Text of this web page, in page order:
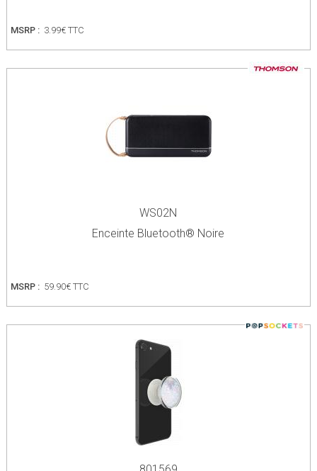
MSRP : 3.99€ TTC
WS02N
Enceinte Bluetooth® Noire
MSRP : 59.90€ TTC